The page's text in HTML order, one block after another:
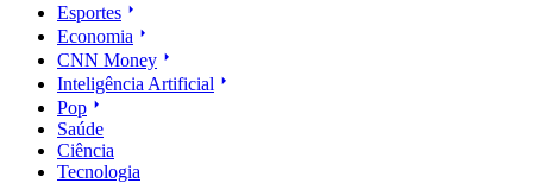
Esportes
Economia
CNN Money
Inteligência Artificial
Pop
Saúde
Ciência
Tecnologia